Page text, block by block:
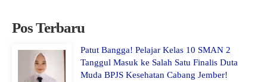
Pos Terbaru
Patut Bangga! Pelajar Kelas 10 SMAN 2
Tanggul Masuk ke Salah Satu Finalis Duta
Muda BPJS Kesehatan Cabang Jember!